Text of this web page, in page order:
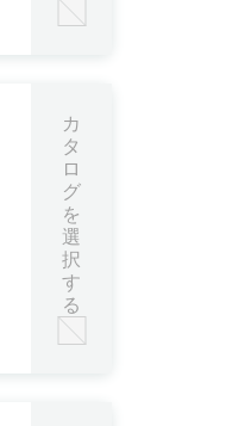
カ
タ
ロ
グ
を
選
択
す
る